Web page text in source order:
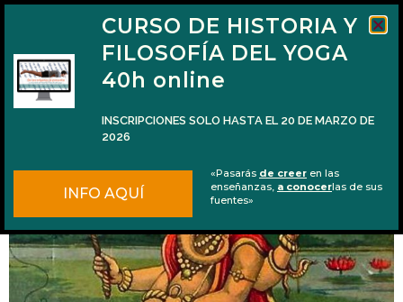
La discutida realidad de los mitos hindúes
CURSO DE HISTORIA Y
FILOSOFÍA DEL YOGA
40h online
INSCRIPCIONES SOLO HASTA EL 20 DE MARZO DE
2026
INFO AQUÍ
«Pasarás de creer en las
enseñanzas, a conocerlas de sus
fuentes»